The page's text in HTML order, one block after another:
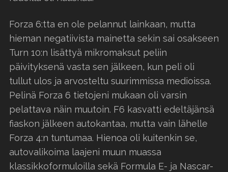
Forza 6:tta en ole pelannut lainkaan, mutta
hieman negatiivista mainetta sekin sai osakseen
Turn 10:n lisättyä mikromaksut peliin
päivityksenä vasta sen jälkeen, kun peli oli
tullut ulos ja arvosteltu suurimmissa medioissa.
Pelinä Forza 6 tietojeni mukaan oli varsin
pelattava näin muutoin. F6 kasvatti edeltäjänsä
fiaskon jälkeen autokantaa, mutta vain lähelle
Forza 4:n tuntumaa. Hienoa oli kuitenkin se,
autovalikoima laajeni muun muassa
klassikkoformuloilla sekä Formula E- ja Nascar-